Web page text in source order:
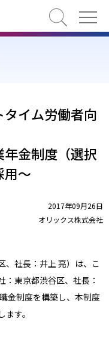
検索
タイム労働者向
金制度（選択
用～
2017年09月26日
オリックス株式会社
社長：井上 亮）は、こ
東京都渋谷区、社長：
金制度を構築し、本制度
す。